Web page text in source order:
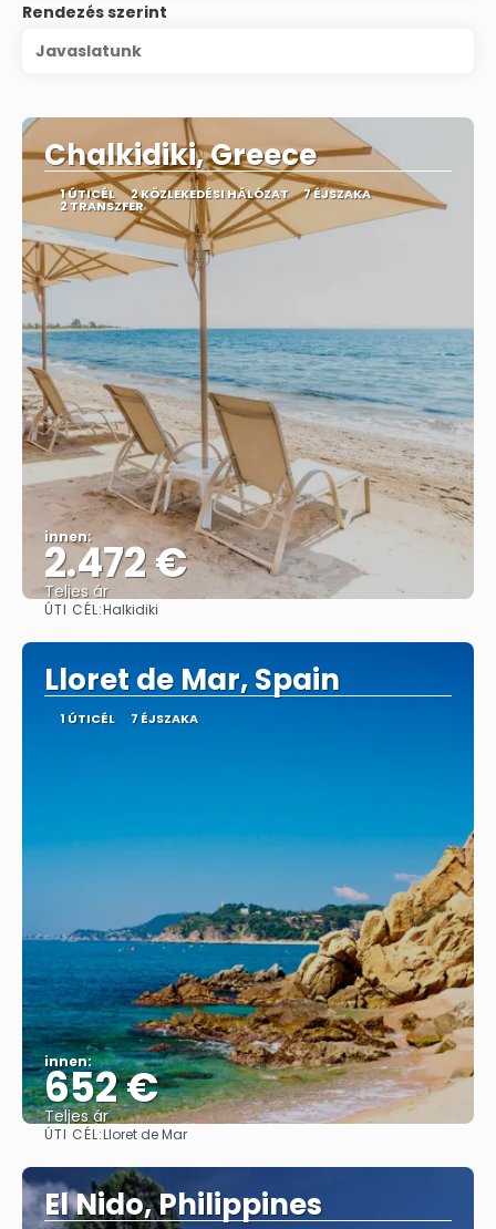
Rendezés szerint
Javaslatunk
Chalkidiki, Greece
1 ÚTICÉL 2 KÖZLEKEDÉSI HÁLÓZAT 7 ÉJSZAKA
2 TRANSZFER
innen:
2.472 €
Teljes ár
ÚTI CÉL:Halkidiki
Lloret de Mar, Spain
1 ÚTICÉL 7 ÉJSZAKA
innen:
652 €
Teljes ár
ÚTI CÉL:Lloret de Mar
El Nido, Philippines